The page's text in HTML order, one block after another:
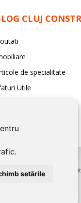
setările
CLUJ
de specialitate
Utile
pentru firme. Proiect